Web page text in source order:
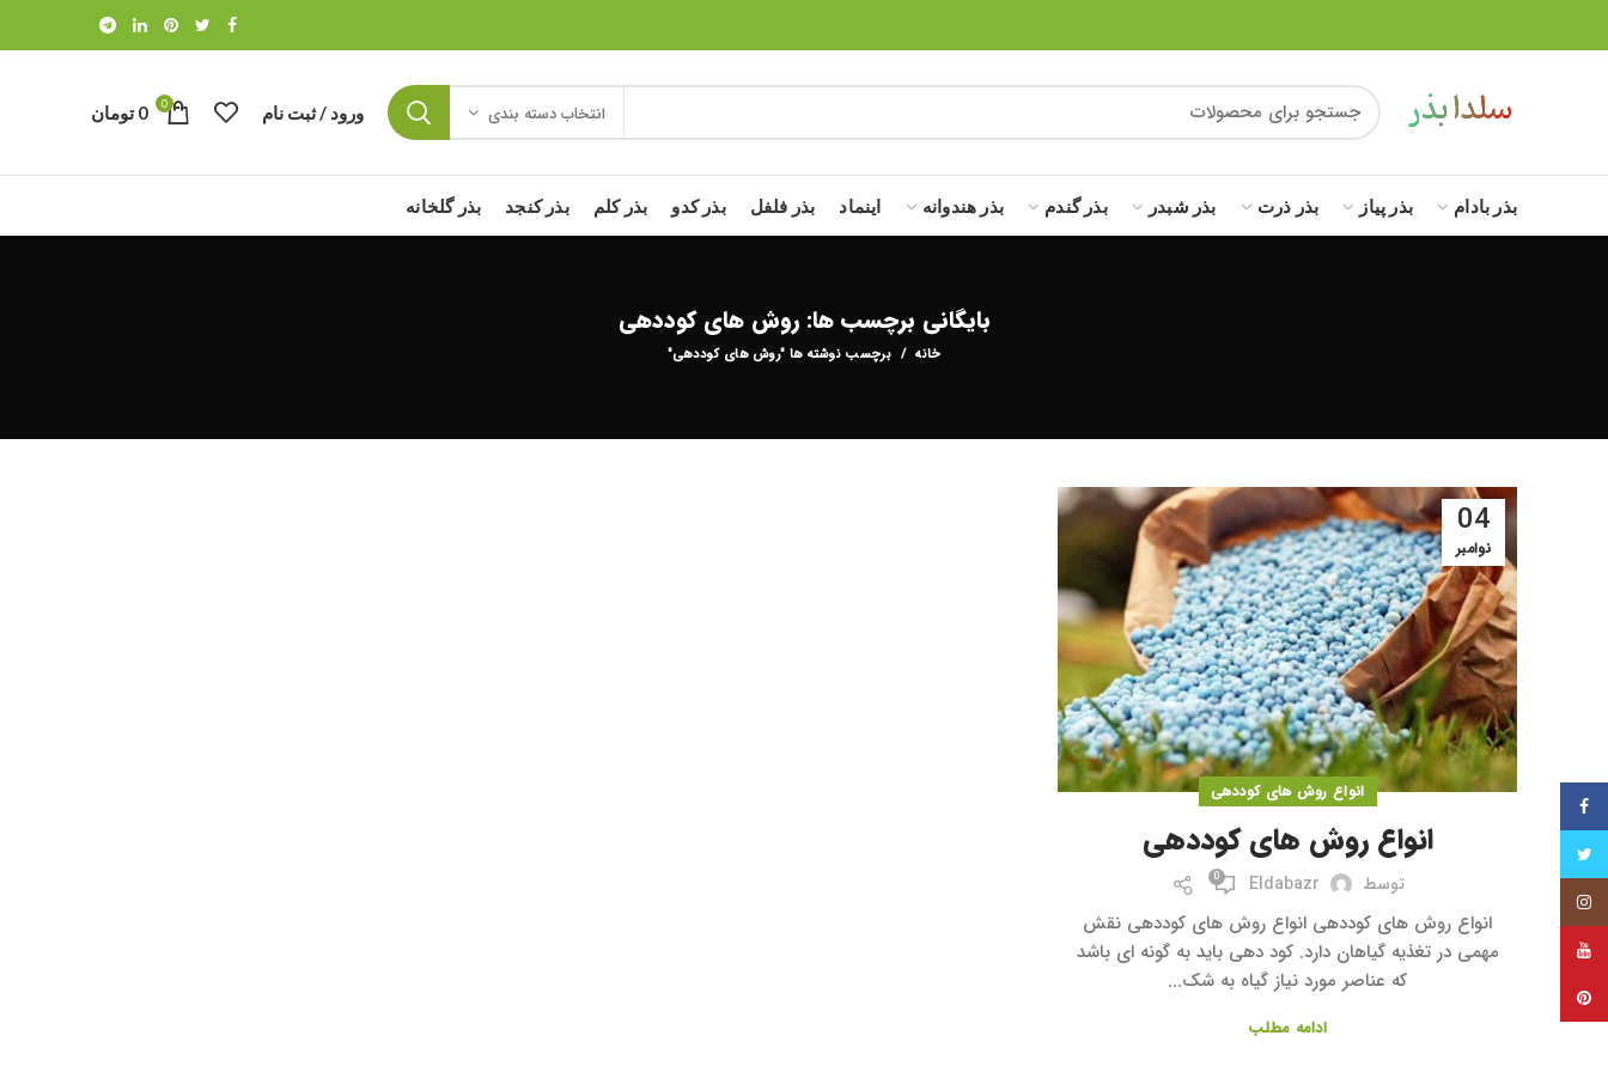
انتخاب دسته بندی ورود / ثبت نام 0
0 تومان
بذر بادام بذر پیاز بذر ذرت بذر شبدر بذر گندم بذر هندوانه اینماد بذر فلفل بذر کدو بذر کلم بذر کنجد بذر گلخانه
بایگانی برچسب ها: روش های کوددهی
خانه برچسب نوشته ها "روش های کوددهی"
04
نوامبر
انواع روش های کوددهی
انواع روش های کوددهی
توسط Eldabazr
0
انواع روش های کوددهی انواع روش های کوددهی نقش
مهمی در تغذیه گیاهان دارد. کود دهی باید به گونه ای باشد
که عناصر مورد نیاز گیاه به شک...
ادامه مطلب